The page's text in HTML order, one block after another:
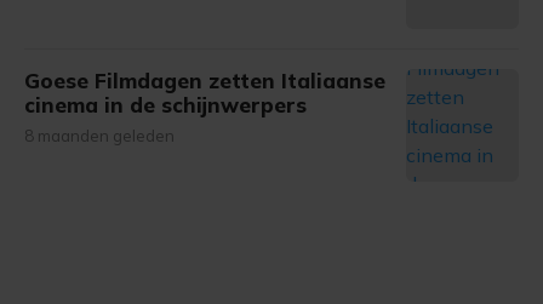
Goese Filmdagen zetten Italiaanse
cinema in de schijnwerpers
8 maanden geleden